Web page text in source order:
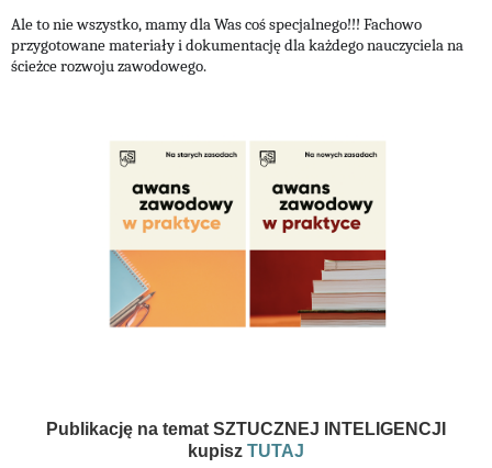
Ale to nie wszystko, mamy dla Was coś specjalnego!!! Fachowo
przygotowane materiały i dokumentację dla każdego nauczyciela na
ścieżce rozwoju zawodowego.
Publikację na temat SZTUCZNEJ INTELIGENCJI
kupisz TUTAJ